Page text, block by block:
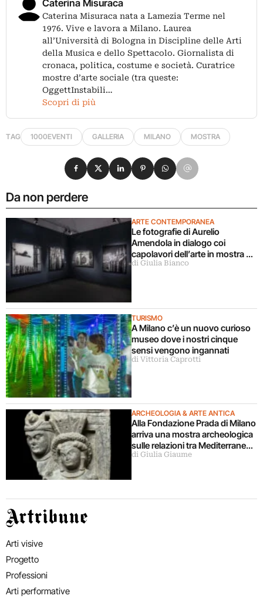
Caterina Misuraca
Caterina Misuraca nata a Lamezia Terme nel
1976. Vive e lavora a Milano. Laurea
all’Università di Bologna in Discipline delle Arti
della Musica e dello Spettacolo. Giornalista di
cronaca, politica, costume e società. Curatrice
mostre d’arte sociale (tra queste:
OggettInstabili…
Scopri di più
TAG 1000EVENTI GALLERIA MILANO MOSTRA
Da non perdere
ARTE CONTEMPORANEA
Le fotografie di Aurelio
Amendola in dialogo coi
capolavori dell’arte in mostra a
Milano
di Giulia Bianco
TURISMO
A Milano c’è un nuovo curioso
museo dove i nostri cinque
sensi vengono ingannati
di Vittoria Caprotti
ARCHEOLOGIA & ARTE ANTICA
Alla Fondazione Prada di Milano
arriva una mostra archeologica
sulle relazioni tra Mediterraneo
e Asia
di Giulia Giaume
Condividi su Facebook
Condividi su X
Condividi su LinkedIn
Condividi su Pinterest
Condividi su WhatsApp
Condividi su Email
Artribune
Arti visive
Progetto
Professioni
Arti performative